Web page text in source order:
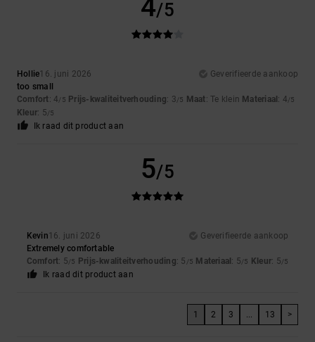
4/5
Hollie16. juni 2026
Geverifieerde aankoop
too small
Comfort: 4/5 Prijs-kwaliteitverhouding: 3/5 Maat: Te klein Materiaal : 4/5
Kleur: 5/5
Ik raad dit product aan
5/5
Kevin16. juni 2026
Geverifieerde aankoop
Extremely comfortable
Comfort: 5/5 Prijs-kwaliteitverhouding: 5 /5 Materiaal : 5/5 Kleur: 5/5
Ik raad dit product aan
1 2 3 ... 13 >